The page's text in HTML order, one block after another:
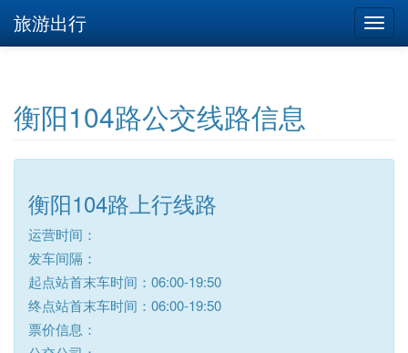
旅游出行
衡阳104路公交线路信息
衡阳104路上行线路
运营时间：
发车间隔：
起点站首末车时间：06:00-19:50
终点站首末车时间：06:00-19:50
票价信息：